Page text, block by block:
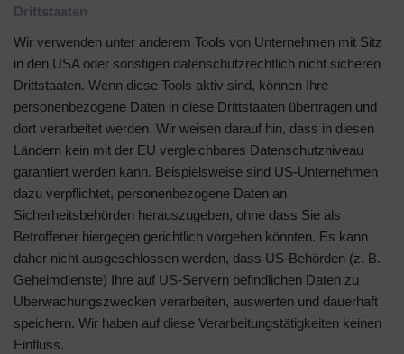
Drittstaaten
Wir verwenden unter anderem Tools von Unternehmen mit Sitz
in den USA oder sonstigen datenschutzrechtlich nicht sicheren
Drittstaaten. Wenn diese Tools aktiv sind, können Ihre
personenbezogene Daten in diese Drittstaaten übertragen und
dort verarbeitet werden. Wir weisen darauf hin, dass in diesen
Ländern kein mit der EU vergleichbares Datenschutzniveau
garantiert werden kann. Beispielsweise sind US-Unternehmen
dazu verpflichtet, personenbezogene Daten an
Sicherheitsbehörden herauszugeben, ohne dass Sie als
Betroffener hiergegen gerichtlich vorgehen könnten. Es kann
daher nicht ausgeschlossen werden, dass US-Behörden (z. B.
Geheimdienste) Ihre auf US-Servern befindlichen Daten zu
Überwachungszwecken verarbeiten, auswerten und dauerhaft
speichern. Wir haben auf diese Verarbeitungstätigkeiten keinen
Einfluss.